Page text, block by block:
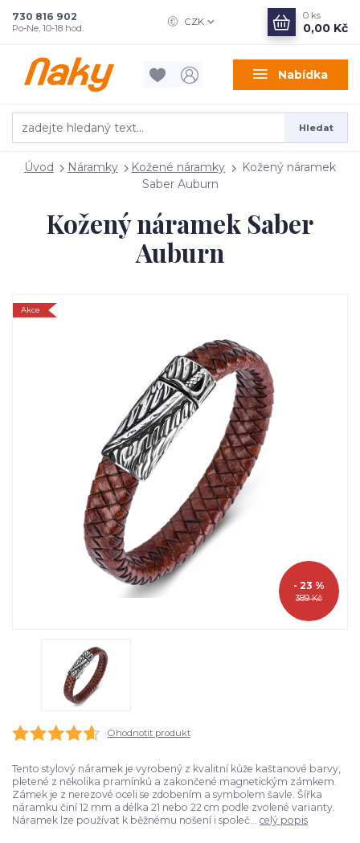
Nabídka
CZK
Hledat
730 816 902
Po-Ne, 10-18 hod.
0 ks
0,00 Kč
Úvod Náramky Kožené náramky
Kožený náramek
Saber Auburn
Kožený náramek Saber
Auburn
Akce
389 Kč
- 23 %
Ohodnotit produkt
Tento stylový náramek je vyrobený z kvalitní kůže kaštanové barvy,
pletené z několika pramínků a zakončené magnetickým zámkem.
Zámek je z nerezové oceli se zdobením a symbolem šavle. Šířka
náramku činí 12 mm a délka 21 nebo 22 cm podle zvolené varianty.
Náramek lze používat k běžnému nošení i společ... celý popis